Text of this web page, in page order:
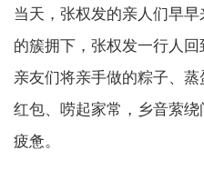
当天，张权发的亲人们早
的簇拥下，张权发一行人回
亲友们将亲手做的粽子、
红包、唠起家常，乡音萦
疲惫。